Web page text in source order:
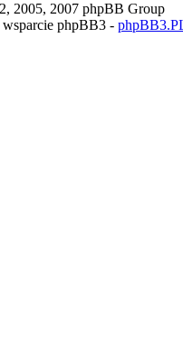
2005, 2007 phpBB Group
phpBB3 -